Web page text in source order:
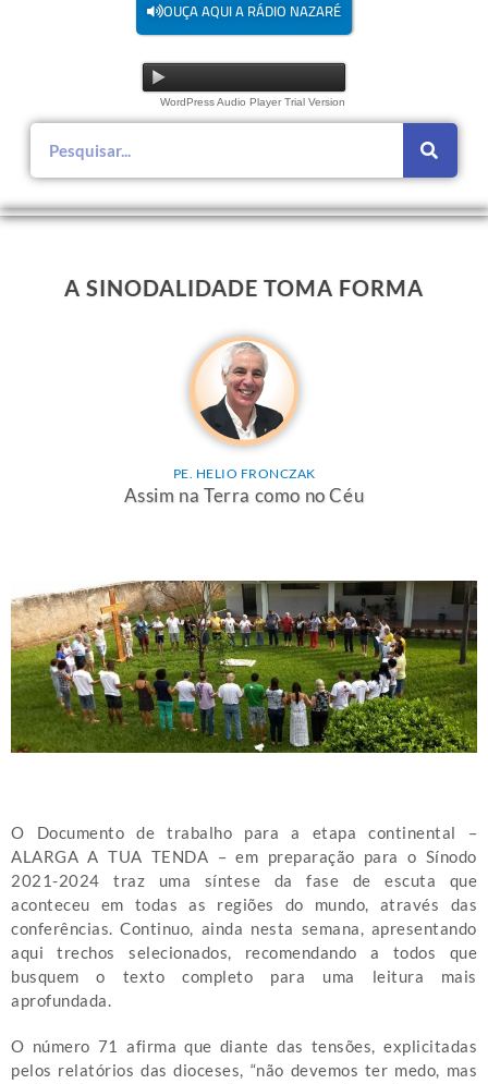
OUÇA AQUI A RÁDIO NAZARÉ
WordPress Audio Player Trial Version
A SINODALIDADE TOMA FORMA
PE. HELIO FRONCZAK
Assim na Terra como no Céu
O Documento de trabalho para a etapa continental –
ALARGA A TUA TENDA – em preparação para o Sínodo
2021-2024 traz uma síntese da fase de escuta que
aconteceu em todas as regiões do mundo, através das
conferências. Continuo, ainda nesta semana, apresentando
aqui trechos selecionados, recomendando a todos que
busquem o texto completo para uma leitura mais
aprofundada.
O número 71 afirma que diante das tensões, explicitadas
pelos relatórios das dioceses, “não devemos ter medo, mas